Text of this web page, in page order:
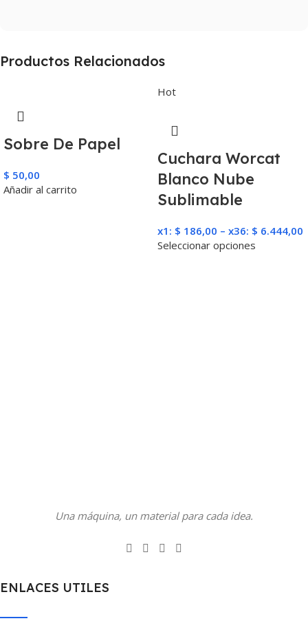
Productos Relacionados
Sobre De Papel
$ 50,00
Añadir al carrito
Hot
Cuchara Worcat
Blanco Nube
Sublimable
x1: $ 186,00 – x36: $ 6.444,00
Seleccionar opciones
Una máquina, un material para cada idea.
ENLACES UTILES